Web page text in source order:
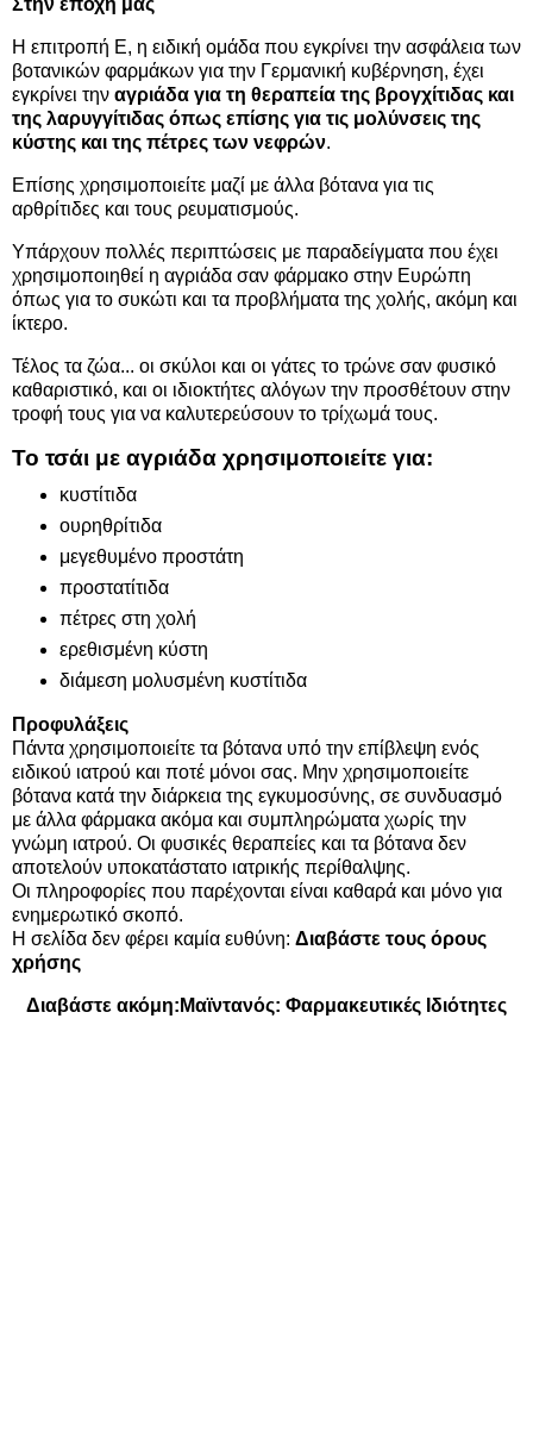
Στην εποχή μας
Η επιτροπή Ε, η ειδική ομάδα που εγκρίνει την ασφάλεια των
βοτανικών φαρμάκων για την Γερμανική κυβέρνηση, έχει
εγκρίνει την αγριάδα για τη θεραπεία της βρογχίτιδας και
της λαρυγγίτιδας όπως επίσης για τις μολύνσεις της
κύστης και της πέτρες των νεφρών.
Επίσης χρησιμοποιείτε μαζί με άλλα βότανα για τις
αρθρίτιδες και τους ρευματισμούς.
Υπάρχουν πολλές περιπτώσεις με παραδείγματα που έχει
χρησιμοποιηθεί η αγριάδα σαν φάρμακο στην Ευρώπη
όπως για το συκώτι και τα προβλήματα της χολής, ακόμη και
ίκτερο.
Τέλος τα ζώα... οι σκύλοι και οι γάτες το τρώνε σαν φυσικό
καθαριστικό, και οι ιδιοκτήτες αλόγων την προσθέτουν στην
τροφή τους για να καλυτερεύσουν το τρίχωμά τους.
Το τσάι με αγριάδα χρησιμοποιείτε για:
κυστίτιδα
ουρηθρίτιδα
μεγεθυμένο προστάτη
προστατίτιδα
πέτρες στη χολή
ερεθισμένη κύστη
διάμεση μολυσμένη κυστίτιδα
Προφυλάξεις
Πάντα χρησιμοποιείτε τα βότανα υπό την επίβλεψη ενός
ειδικού ιατρού και ποτέ μόνοι σας. Μην χρησιμοποιείτε
βότανα κατά την διάρκεια της εγκυμοσύνης, σε συνδυασμό
με άλλα φάρμακα ακόμα και συμπληρώματα χωρίς την
γνώμη ιατρού. Οι φυσικές θεραπείες και τα βότανα δεν
αποτελούν υποκατάστατο ιατρικής περίθαλψης.
Οι πληροφορίες που παρέχονται είναι καθαρά και μόνο για
ενημερωτικό σκοπό.
Η σελίδα δεν φέρει καμία ευθύνη: Διαβάστε τους όρους
χρήσης
Διαβάστε ακόμη: Μαϊντανός: Φαρμακευτικές Ιδιότητες